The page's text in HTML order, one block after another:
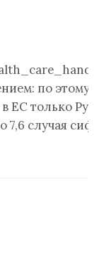
по этому
в ЕС только
7,6 случая